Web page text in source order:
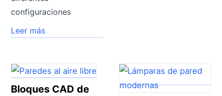
configuraciones
Leer más
Bloques CAD de